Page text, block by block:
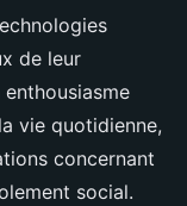
de leur
vie quotidienne,
concernant
social.